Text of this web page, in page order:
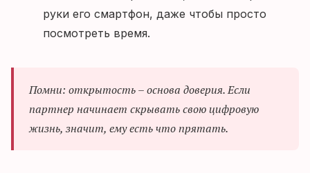
руки его смартфон, даже чтобы просто
посмотреть время.
Помни: открытость – основа доверия. Если
партнер начинает скрывать свою цифровую
жизнь, значит, ему есть что прятать.